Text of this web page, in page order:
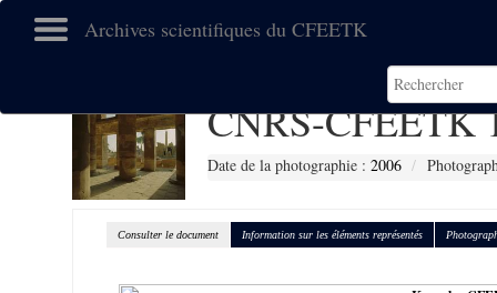
Archives scientifiques du CFEETK
CNRS-CFEETK
Date de la photographie :2006
Consulter le document Information sur les éléments représentés